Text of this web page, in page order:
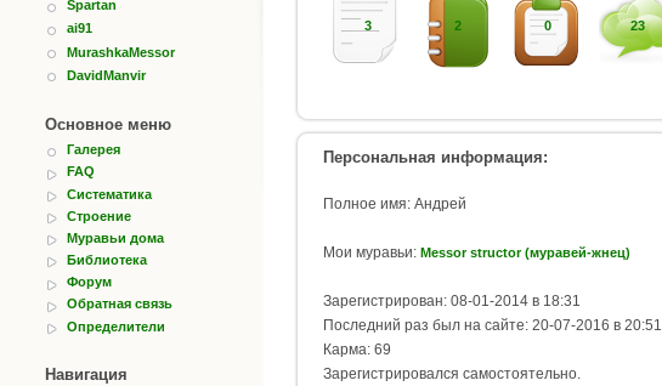
Spartan
ai91
MurashkaMessor
DavidManvir
Основное меню
Галерея
FAQ
Систематика
Строение
Муравьи дома
Библиотека
Форум
Обратная связь
Определители
Навигация
3 2 0 23
Персональная информация:
Полное имя: Андрей
Мои муравьи: Messor structor (муравей-жнец)
Зарегистрирован: 08-01-2014 в 18:31
Последний раз был на сайте: 20-07-2016 в 20:51
Карма: 69
Зарегистрировался самостоятельно.